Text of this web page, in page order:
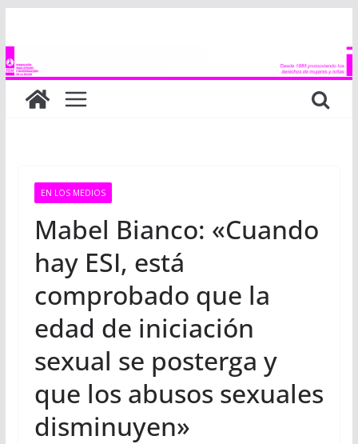
contenido
EN LOS MEDIOS
Mabel Bianco: «Cuando
hay ESI, está
comprobado que la
edad de iniciación
sexual se posterga y
que los abusos sexuales
disminuyen»